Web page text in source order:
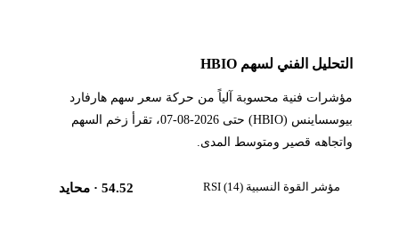
التحليل الفني لسهم HBIO
مؤشرات فنية محسوبة آلياً من حركة سعر سهم هارفارد
بيوسساينس (HBIO) حتى 2026-08-07، تقرأ زخم السهم
واتجاهه قصير ومتوسط المدى.
مؤشر القوة النسبية RSI (14) 54.52· محايد